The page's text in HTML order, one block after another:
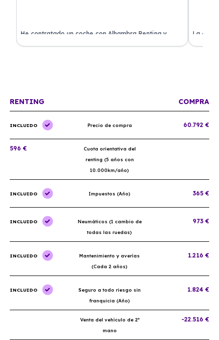
He contratado un coche con Alhambra Renting y
estoy impresionado. Todo ha sido transparente y sin
La
RENTING COMPRA
INCLUIDO Precio de compra 60.792 €
596 €
Cuota orientativa del
renting (5 años con
10.000km/año)
INCLUIDO Impuestos (Año) 365 €
INCLUIDO
Neumáticos (1 cambio de
todas las ruedas)
973 €
INCLUIDO
Mantenimiento y averías
(Cada 2 años)
1.216 €
INCLUIDO
Seguro a todo riesgo sin
franquicia (Año)
1.824 €
Venta del vehículo de 2ª
mano
-22.516 €